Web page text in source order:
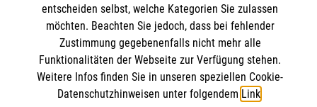
Impressum
Datenschutz
AGB
Malteser online
Malteserorden
Malteser Jugend
entscheiden selbst, welche Kategorien Sie zulassen
möchten. Beachten Sie jedoch, dass bei fehlender
Zustimmung gegebenenfalls nicht mehr alle
Funktionalitäten der Webseite zur Verfügung stehen.
Weitere Infos finden Sie in unseren speziellen Cookie-
Datenschutzhinweisen unter folgendem Link.